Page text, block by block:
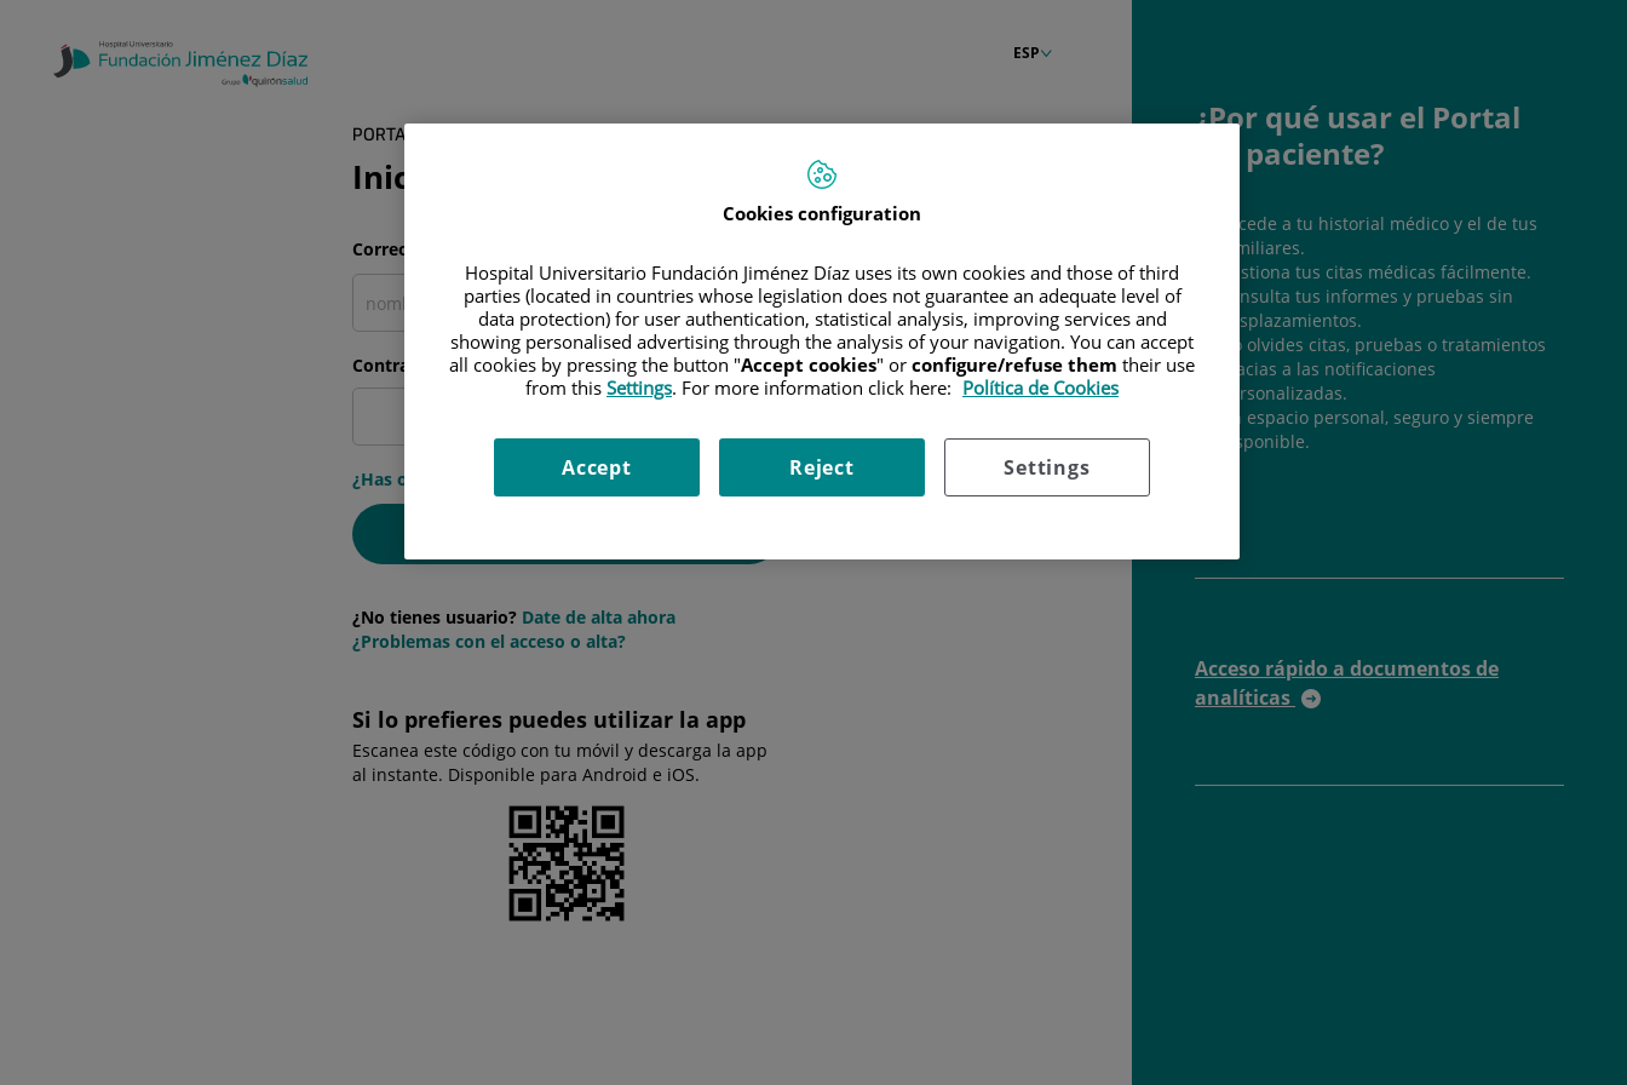
ESP
PORTAL DEL PACIENTE
Inicia sesión
Correo electrónico
Contraseña
¿Has olvidado tu contraseña?
¿No tienes usuario? Date de alta ahora
¿Problemas con el acceso o alta?
Si lo prefieres puedes utilizar la app
Escanea este código con tu móvil y descarga la app
al instante. Disponible para Android e iOS.
¿Por qué usar el Portal
del paciente?
Accede a tu historial médico y el de tus
familiares.
Gestiona tus citas médicas fácilmente.
Consulta tus informes y pruebas sin
desplazamientos.
No olvides citas, pruebas o tratamientos
gracias a las notificaciones
personalizadas.
Un espacio personal, seguro y siempre
disponible.
Acceso rápido a documentos de
analíticas
Cookies configuration
Hospital Universitario Fundación Jiménez Díaz uses its own cookies and those of third
parties (located in countries whose legislation does not guarantee an adequate level of
data protection) for user authentication, statistical analysis, improving services and
showing personalised advertising through the analysis of your navigation. You can accept
all cookies by pressing the button "Accept cookies" or configure/refuse them their use
from this Settings. For more information click here: Política de Cookies
Settings
Reject
Accept